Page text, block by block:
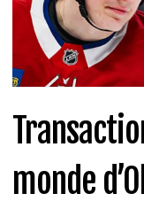
monde